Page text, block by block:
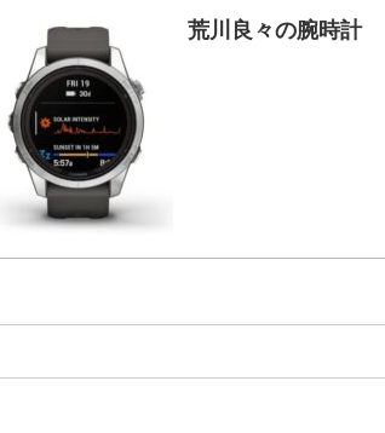
荒川良々の腕時計